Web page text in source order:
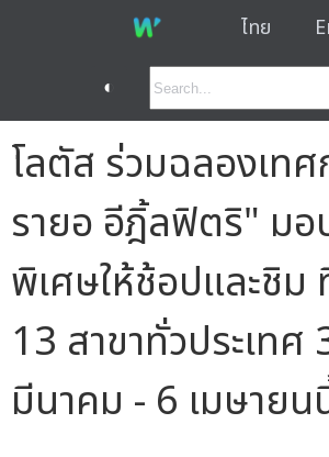
ไทย
◐
โลตัส ร่วมฉลองเท
รายอ อีฎิ้ลฟิตริ" มอ
พิเศษให้ช้อปและชิม
13 สาขาทั่วประเทศ
มีนาคม - 6 เมษายน